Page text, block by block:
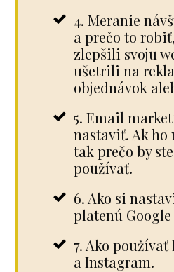
4. Meranie
a prečo to
zlepšili svoju
ušetrili na
objednávok
5. Email
nastaviť. Ak ho
tak prečo by
používať.
6. Ako si
platenú
7. Ako používať
a Instagram.